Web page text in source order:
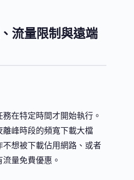
流量限制與遠端
在特定時間才開始執行。
峰時段的頻寬下載大檔
想被下載佔用網路、或者
量免費優惠。